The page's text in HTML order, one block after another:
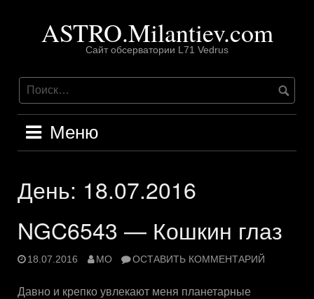
содержимомуASTRO.Milantiev.com
Сайт обсерватории L71 Vedrus
Меню
День: 18.07.2016
NGC6543 — Кошкин глаз
18.07.2016 MO ОСТАВИТЬ КОММЕНТАРИЙ
Давно и крепко увлекают меня планетарные